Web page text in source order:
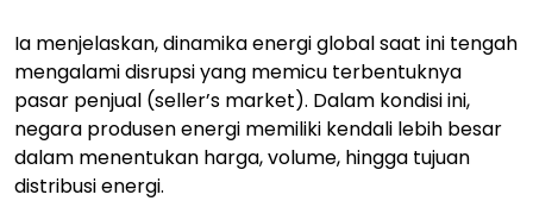
Ia menjelaskan, dinamika energi global saat ini tengah
mengalami disrupsi yang memicu terbentuknya
pasar penjual (seller’s market). Dalam kondisi ini,
negara produsen energi memiliki kendali lebih besar
dalam menentukan harga, volume, hingga tujuan
distribusi energi.